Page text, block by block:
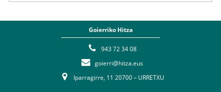
Goierriko Hitza
943 72 34 08
goierri@hitza.eus
Iparragirre, 11 20700 – URRETXU